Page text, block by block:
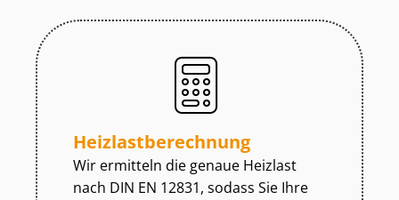
Heiz­last­be­rech­nung
Wir ermitteln die genaue Heizlast
nach DIN EN 12831, sodass Sie Ihre